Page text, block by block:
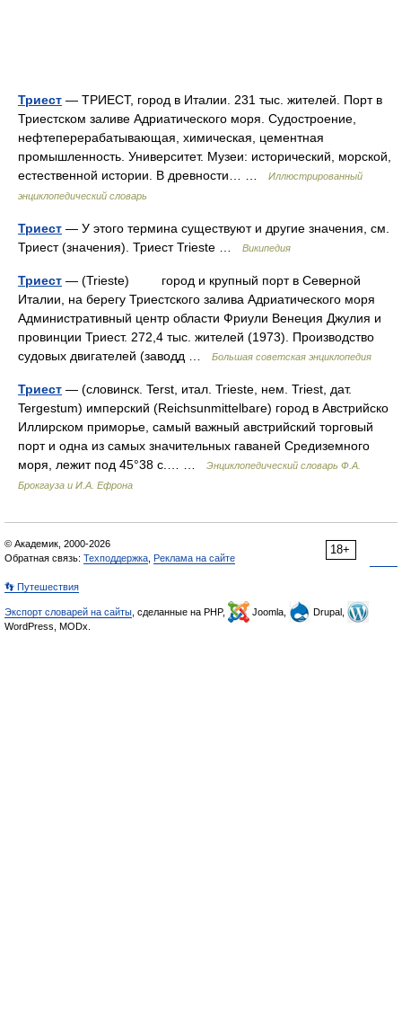
Триест — ТРИЕСТ, город в Италии. 231 тыс. жителей. Порт в
Триестском заливе Адриатического моря. Судостроение,
нефтеперерабатывающая, химическая, цементная
промышленность. Университет. Музеи: исторический, морской,
естественной истории. В древности… …
Иллюстрированный
энциклопедический словарь
Триест — У этого термина существуют и другие значения, см.
Триест (значения). Триест Trieste …
Википедия
Триест — (Trieste) город и крупный порт в Северной
Италии, на берегу Триестского залива Адриатического моря
Административный центр области Фриули Венеция Джулия и
провинции Триест. 272,4 тыс. жителей (1973). Производство
судовых двигателей (заводд …
Большая советская энциклопедия
Триест — (словинск. Terst, итал. Trieste, нем. Triest, дат.
Tergestum) имперский (Reichsunmittelbare) город в Австрийско
Иллирском приморье, самый важный австрийский торговый
порт и одна из самых значительных гаваней Средиземного
моря, лежит под 45°38 с.… …
Энциклопедический словарь Ф.А.
Брокгауза и И.А. Ефрона
18+
© Академик, 2000-2026
Обратная связь: Техподдержка Реклама на сайте
👣 Путешествия
Экспорт словарей на сайты , сделанные на PHP, Joomla,
Drupal,
WordPress, MODx.